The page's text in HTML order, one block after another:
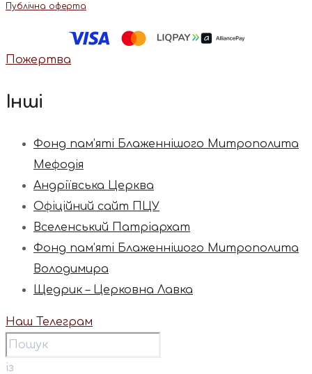
Публічна оферта
Пожертва
Інші
Фонд пам’яті Блаженнішого Митрополита
Мефодія
Андріївська Церква
Офіційний сайт ПЦУ
Вселенський Патріархат
Фонд пам’яті Блаженнішого Митрополита
Володимира
Щедрик – Церковна Лавка
Наш Телеграм
із